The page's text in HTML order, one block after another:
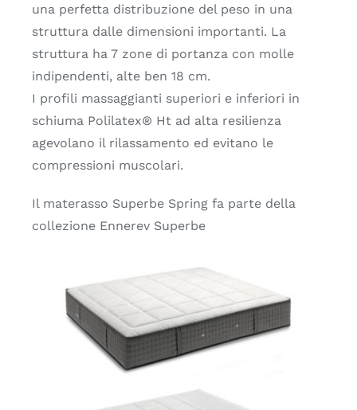
una perfetta distribuzione del peso in una
struttura dalle dimensioni importanti. La
struttura ha 7 zone di portanza con molle
indipendenti, alte ben 18 cm.
I profili massaggianti superiori e inferiori in
schiuma Polilatex® Ht ad alta resilienza
agevolano il rilassamento ed evitano le
compressioni muscolari.
Il materasso Superbe Spring fa parte della
collezione Ennerev Superbe